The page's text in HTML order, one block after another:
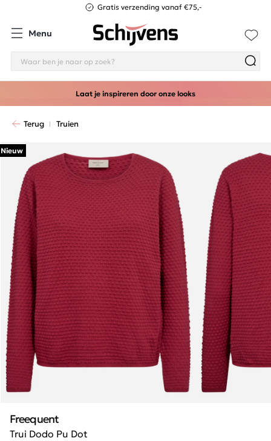
Gratis verzending vanaf €75,-
Menu
Laat je inspireren door onze looks
Terug Truien
Nieuw
Trui Dodo Pu Dot
Freequent